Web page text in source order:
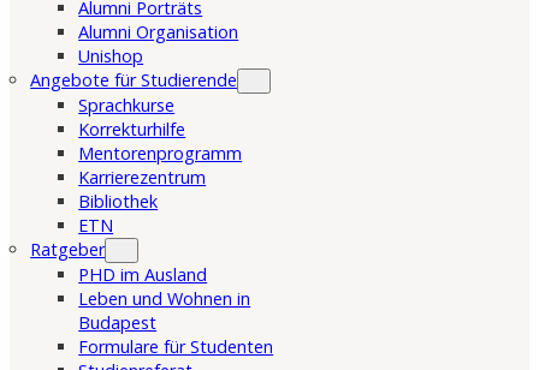
Alumni Porträts
Alumni Organisation
Unishop
Angebote für Studierende
Sprachkurse
Korrekturhilfe
Mentorenprogramm
Karrierezentrum
Bibliothek
ETN
Ratgeber
PHD im Ausland
Leben und Wohnen in
Budapest
Formulare für Studenten